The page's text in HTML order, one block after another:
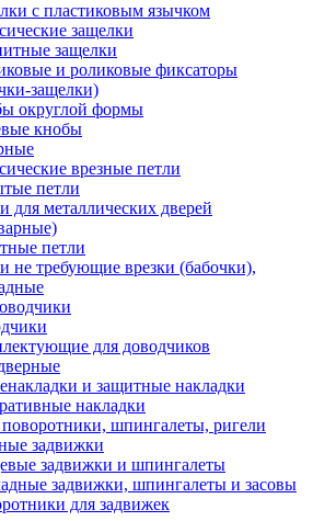
с пластиковым язычком
защелки
защелки
и роликовые фиксаторы
защелки)
округлой формы
кнобы
врезные петли
петли
для металлических дверей
петли
не требующие врезки (бабочки),
для доводчиков
и защитные накладки
накладки
шпингалеты, ригели
задвижки
задвижки и шпингалеты
задвижки, шпингалеты и засовы
для задвижек